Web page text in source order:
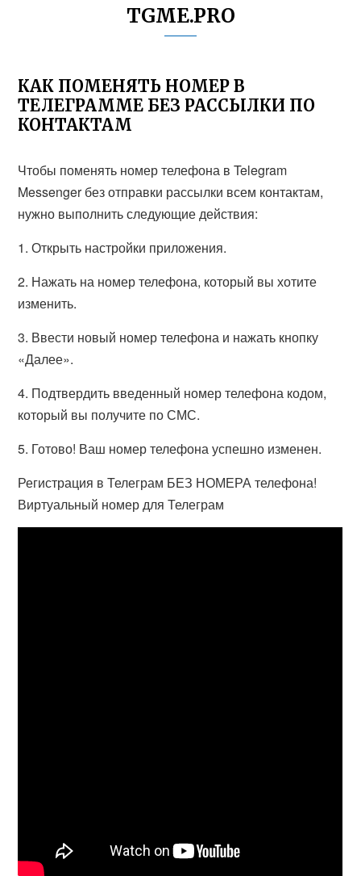
TGME.PRO
КАК ПОМЕНЯТЬ НОМЕР В
ТЕЛЕГРАММЕ БЕЗ РАССЫЛКИ ПО
КОНТАКТАМ
Чтобы поменять номер телефона в Telegram
Messenger без отправки рассылки всем контактам,
нужно выполнить следующие действия:
1. Открыть настройки приложения.
2. Нажать на номер телефона, который вы хотите
изменить.
3. Ввести новый номер телефона и нажать кнопку
«Далее».
4. Подтвердить введенный номер телефона кодом,
который вы получите по СМС.
5. Готово! Ваш номер телефона успешно изменен.
Регистрация в Телеграм БЕЗ НОМЕРА телефона!
Виртуальный номер для Телеграм